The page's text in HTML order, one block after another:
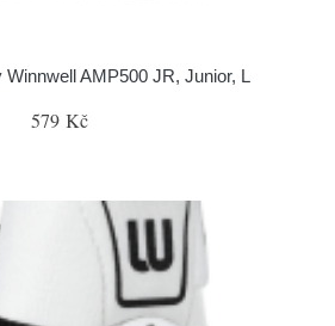
Winnwell AMP500 JR, Junior, L
579 Kč